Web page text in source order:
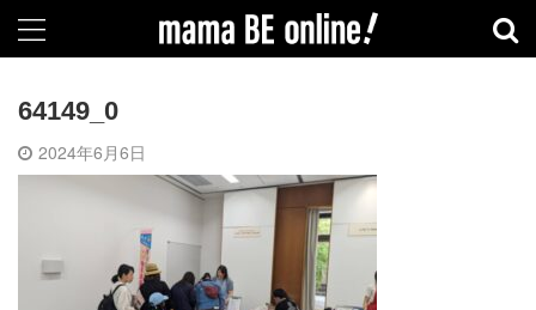
64149_0
2024年6月6日